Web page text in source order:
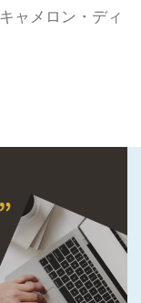
ャメロン・ディ